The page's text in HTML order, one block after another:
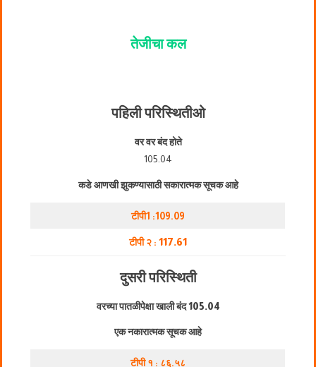
तेजीचा कल
पहिली परिस्थितीओ
वर वर बंद होते
105.04
कडे आणखी झुकण्यासाठी सकारात्मक सूचक आहे
टीपी1 :109.09
टीपी २ : 117.61
दुसरी परिस्थिती
वरच्या पातळीपेक्षा खाली बंद105.04
एक नकारात्मक सूचक आहे
टीपी १ : ८६.५८